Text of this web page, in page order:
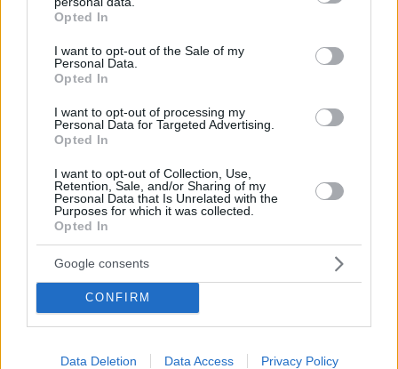
grant or deny consent to Google and its third-party tags to
use your data for below specified purposes in below Google
consent section.
Opted In
I want to opt-out of the Sale of my
Personal Data.
Opted In
I want to opt-out of processing my
Personal Data for Targeted Advertising.
Opted In
I want to opt-out of Collection, Use,
Retention, Sale, and/or Sharing of my
Personal Data that Is Unrelated with the
Purposes for which it was collected.
Opted In
Google consents
CONFIRM
Data Deletion Data Access Privacy Policy
Κρήτη ζητά... τιμή για να ασελγήσει σε ανήλικη, τι